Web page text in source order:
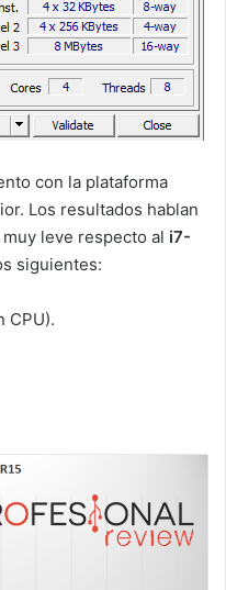
con la plataforma
Los resultados hablan
leve respecto al i7-
siguientes:
CPU).